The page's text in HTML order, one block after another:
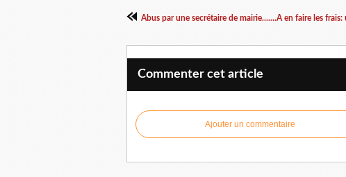
Abus par une secrétaire de mairie.......A en faire les
Commenter cet article
Ajouter un commentaire